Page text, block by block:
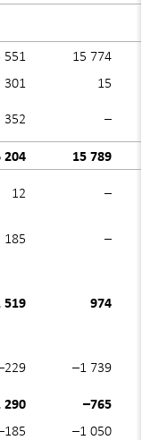
551
15 774
301
15
352 –
204
15 789
12 –
185 –
519 974
–1 739
290
–765
–1 050